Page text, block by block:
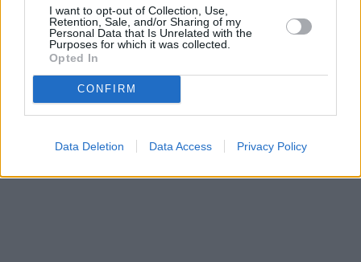
I want to opt-out of Collection, Use,
Retention, Sale, and/or Sharing of my
Personal Data that Is Unrelated with the
Purposes for which it was collected.
Opted In
CONFIRM
Data Deletion Data Access Privacy Policy
... 1862 1863 1864 1865 1866
Parabola.cz
- web o satelitní, terestrické a kabelové televizi, ©
O webu parabola.cz
Dovolená u moře•Bazény